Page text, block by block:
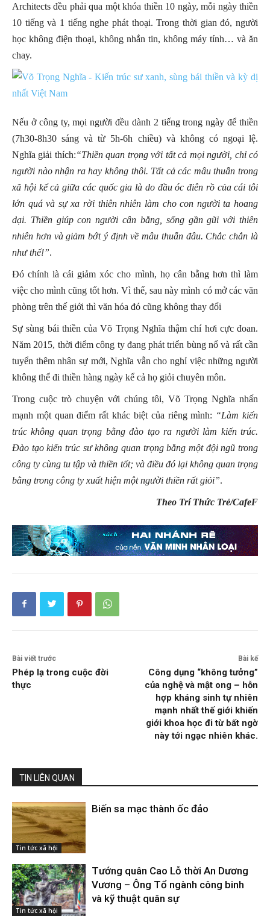
Architects đều phải qua một khóa thiền 10 ngày, mỗi ngày thiền
10 tiếng và 1 tiếng nghe phát thoại. Trong thời gian đó, người
học không điện thoại, không nhắn tin, không máy tính… và ăn
chay.
Nếu ở công ty, mọi người đều dành 2 tiếng trong ngày để thiền
(7h30-8h30 sáng và từ 5h-6h chiều) và không có ngoại lệ.
Nghĩa giải thích:“Thiền quan trọng với tất cả mọi người, chỉ có
người nào nhận ra hay không thôi. Tất cả các mâu thuẫn trong
xã hội kể cả giữa các quốc gia là do đầu óc điên rồ của cái tôi
lớn quá và sự xa rời thiên nhiên làm cho con người ta hoang
dại. Thiền giúp con người cân bằng, sống gần gũi với thiên
nhiên hơn và giảm bớt ý định về mâu thuẫn đâu. Chắc chắn là
như thế!”.
Đó chính là cái giảm xóc cho mình, họ cân bằng hơn thì làm
việc cho mình cũng tốt hơn. Vì thế, sau này mình có mở các văn
phòng trên thế giới thì văn hóa đó cũng không thay đổi
Sự sùng bái thiền của Võ Trọng Nghĩa thậm chí hơi cực đoan.
Năm 2015, thời điểm công ty đang phát triển bùng nổ và rất cần
tuyển thêm nhân sự mới, Nghĩa vẫn cho nghỉ việc những người
không thể đi thiền hàng ngày kể cả họ giỏi chuyên môn.
Trong cuộc trò chuyện với chúng tôi, Võ Trọng Nghĩa nhấn
mạnh một quan điểm rất khác biệt của riêng mình: “Làm kiến
trúc không quan trọng bằng đào tạo ra người làm kiến trúc.
Đào tạo kiến trúc sư không quan trọng bằng một đội ngũ trong
công ty cùng tu tập và thiền tốt; và điều đó lại không quan trọng
bằng trong công ty xuất hiện một người thiền rất giỏi”.
Theo Trí Thức Trẻ/CafeF
Bài viết trước
Phép lạ trong cuộc đời
thực
Bài kế
Công dụng “không tưởng”
của nghệ và mật ong – hỗn
hợp kháng sinh tự nhiên
mạnh nhất thế giới khiến
giới khoa học đi từ bất ngờ
này tới ngạc nhiên khác.
TIN LIÊN QUAN
Tin tức xã hội
Biến sa mạc thành ốc đảo
Tin tức xã hội
Tướng quân Cao Lỗ thời An Dương
Vương – Ông Tổ ngành công binh
và kỹ thuật quân sự